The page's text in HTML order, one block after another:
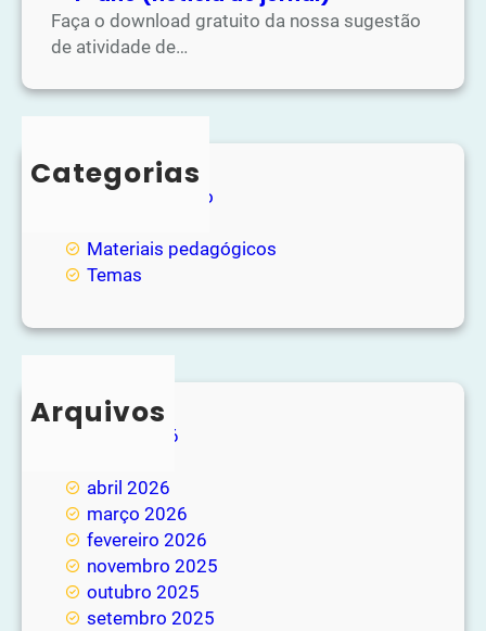
Faça o download gratuito da nossa sugestão
de atividade de…
Categorias
Entretenimento
Materiais pedagógicos
Temas
Arquivos
junho 2026
abril 2026
março 2026
fevereiro 2026
novembro 2025
outubro 2025
setembro 2025